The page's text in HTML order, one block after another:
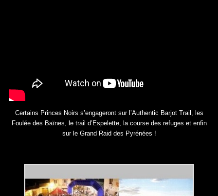
Certains Princes Noirs s’engageront sur l’Authentic Barjot Trail, les
Foulée des Baïnes, le trail d’Espelette, la course des refuges et enfin
sur le Grand Raid des Pyrénées !